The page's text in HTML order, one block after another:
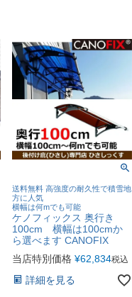
送料無料 高強度の耐久性で積雪地
方に人気
横幅は何mでも可能
ケノフィックス 奥行き
100cm 横幅は100cmか
ら選べます CANOFIX
当店特別価格 ¥62,834税込
詳細を見る